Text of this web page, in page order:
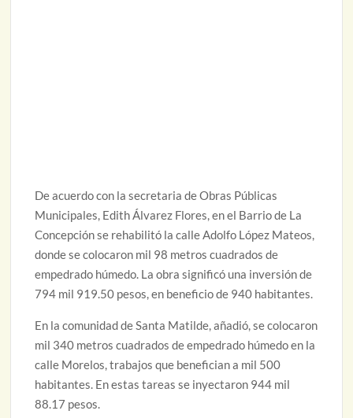
De acuerdo con la secretaria de Obras Públicas
Municipales, Edith Álvarez Flores, en el Barrio de La
Concepción se rehabilitó la calle Adolfo López Mateos,
donde se colocaron mil 98 metros cuadrados de
empedrado húmedo. La obra significó una inversión de
794 mil 919.50 pesos, en beneficio de 940 habitantes.
En la comunidad de Santa Matilde, añadió, se colocaron
mil 340 metros cuadrados de empedrado húmedo en la
calle Morelos, trabajos que benefician a mil 500
habitantes. En estas tareas se inyectaron 944 mil
88.17 pesos.